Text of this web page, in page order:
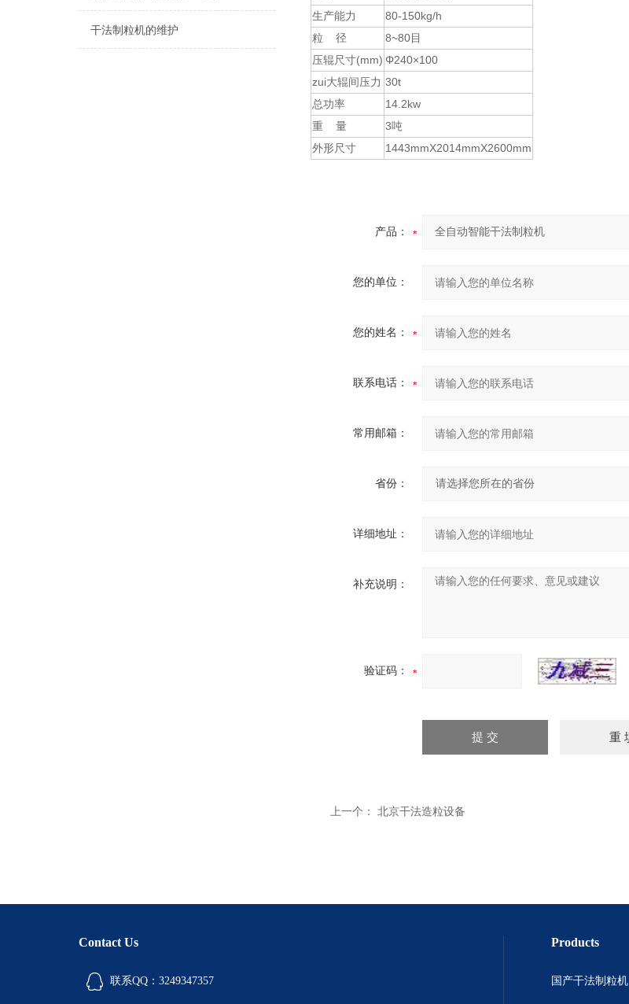
干法制粒机的维护
生产能力
80-150kg/h
粒 径
8~80目
压辊尺寸(mm) Φ240×100
zui大辊间压力 30t
总功率
14.2kw
重 量
3吨
外形尺寸
1443mmX2014mmX2600mm
产品：
您的单位：
您的姓名：
联系电话：
常用邮箱：
省份：
详细地址：
补充说明：
验证码：
上一个： 北京干法造粒设备
Contact Us
联系QQ：3249347357
Products
国产干法制粒机